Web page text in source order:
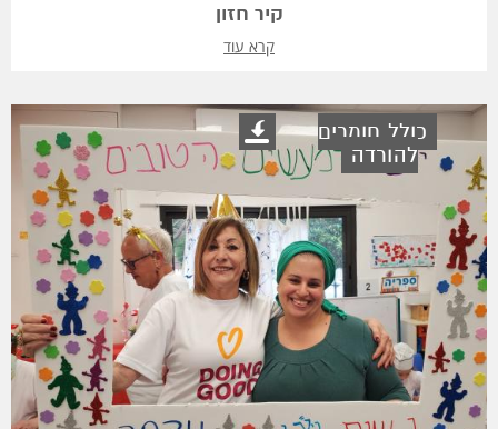
קיר חזון
קרא עוד
כולל חומרים
להורדה